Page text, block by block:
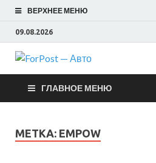
ВЕРХНЕЕ МЕНЮ
09.08.2026
Авто
ГЛАВНОЕ МЕНЮ
МЕТКА: EMPOW